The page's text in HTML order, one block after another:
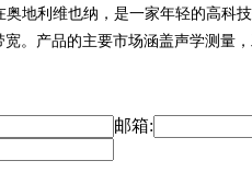
奥地利维也纳，是一家年轻的高科
。产品的主要市场涵盖声学测量
邮箱: